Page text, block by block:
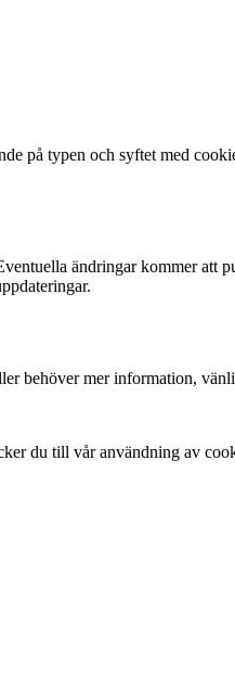
på typen och syftet med
ändringar kommer att
behöver mer information,
du till vår användning av